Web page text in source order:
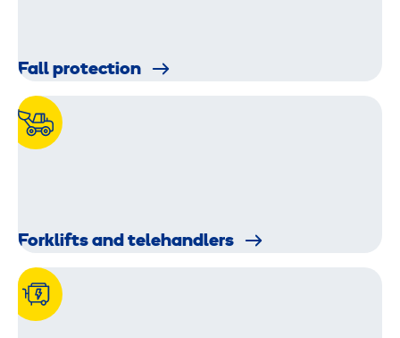
Fall protection
Forklifts and telehandlers